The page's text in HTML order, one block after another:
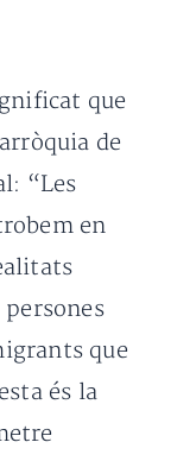
que
de
“Les
en
que
és la